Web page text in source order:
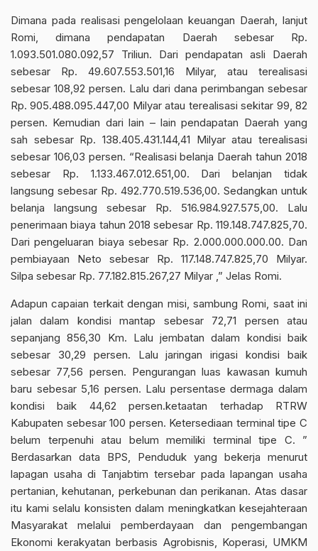
Dimana pada realisasi pengelolaan keuangan Daerah, lanjut
Romi, dimana pendapatan Daerah sebesar Rp.
1.093.501.080.092,57 Triliun. Dari pendapatan asli Daerah
sebesar Rp. 49.607.553.501,16 Milyar, atau terealisasi
sebesar 108,92 persen. Lalu dari dana perimbangan sebesar
Rp. 905.488.095.447,00 Milyar atau terealisasi sekitar 99, 82
persen. Kemudian dari lain – lain pendapatan Daerah yang
sah sebesar Rp. 138.405.431.144,41 Milyar atau terealisasi
sebesar 106,03 persen. “Realisasi belanja Daerah tahun 2018
sebesar Rp. 1.133.467.012.651,00. Dari belanjan tidak
langsung sebesar Rp. 492.770.519.536,00. Sedangkan untuk
belanja langsung sebesar Rp. 516.984.927.575,00. Lalu
penerimaan biaya tahun 2018 sebesar Rp. 119.148.747.825,70.
Dari pengeluaran biaya sebesar Rp. 2.000.000.000.00. Dan
pembiayaan Neto sebesar Rp. 117.148.747.825,70 Milyar.
Silpa sebesar Rp. 77.182.815.267,27 Milyar ,” Jelas Romi.
Adapun capaian terkait dengan misi, sambung Romi, saat ini
jalan dalam kondisi mantap sebesar 72,71 persen atau
sepanjang 856,30 Km. Lalu jembatan dalam kondisi baik
sebesar 30,29 persen. Lalu jaringan irigasi kondisi baik
sebesar 77,56 persen. Pengurangan luas kawasan kumuh
baru sebesar 5,16 persen. Lalu persentase dermaga dalam
kondisi baik 44,62 persen.ketaatan terhadap RTRW
Kabupaten sebesar 100 persen. Ketersediaan terminal tipe C
belum terpenuhi atau belum memiliki terminal tipe C. ”
Berdasarkan data BPS, Penduduk yang bekerja menurut
lapagan usaha di Tanjabtim tersebar pada lapangan usaha
pertanian, kehutanan, perkebunan dan perikanan. Atas dasar
itu kami selalu konsisten dalam meningkatkan kesejahteraan
Masyarakat melalui pemberdayaan dan pengembangan
Ekonomi kerakyatan berbasis Agrobisnis, Koperasi, UMKM